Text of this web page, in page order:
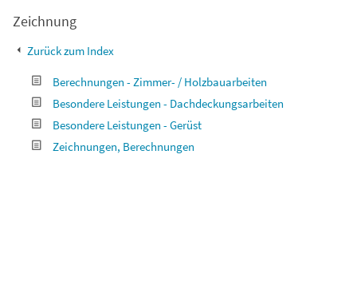
Zeichnung
Zurück zum Index
Berechnungen - Zimmer- / Holzbauarbeiten
Besondere Leistungen - Dachdeckungsarbeiten
Besondere Leistungen - Gerüst
Zeichnungen, Berechnungen